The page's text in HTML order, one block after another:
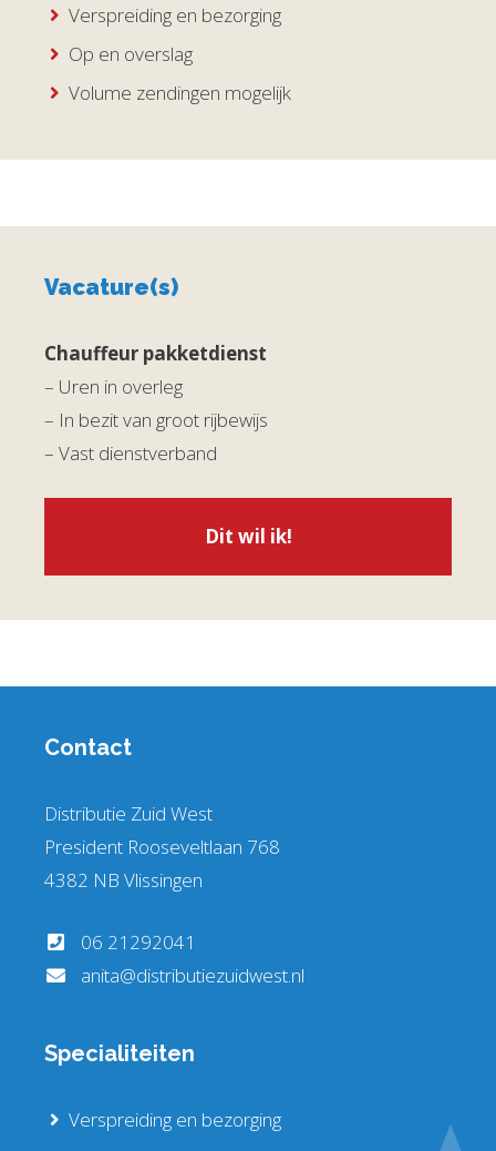
Verspreiding en bezorging
Op en overslag
Volume zendingen mogelijk
Vacature(s)
Chauffeur pakketdienst
– Uren in overleg
– In bezit van groot rijbewijs
– Vast dienstverband
Dit wil ik!
Contact
Distributie Zuid West
President Rooseveltlaan 768
4382 NB Vlissingen
06 21292041
anita@distributiezuidwest.nl
Specialiteiten
Verspreiding en bezorging